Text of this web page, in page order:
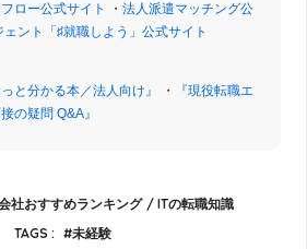
ロー公式サイト ・ 法人派遣マッチング公
ェント「♯就職しよう」公式サイト
と分かる本／法人向け』 ・
『現役転職エ
の疑問 Q&A』
社おすすめランキング
ITの転職知識
TAGS :
未経験